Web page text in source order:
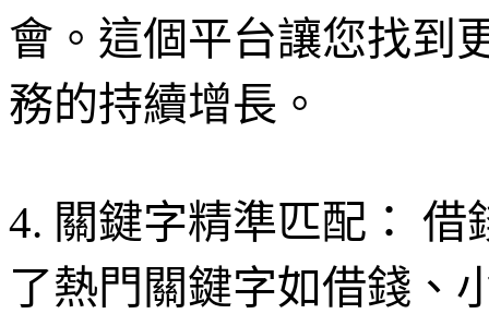
會。這個平台讓您找到
務的持續增長。
4. 關鍵字精準匹配：
了熱門關鍵字如借錢、